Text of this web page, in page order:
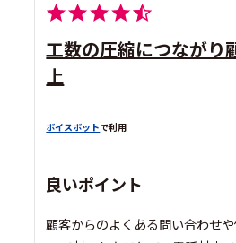
工数の圧縮につながり
上
ボイスボットで利用
良いポイント
顧客からのよくある問い合わせ